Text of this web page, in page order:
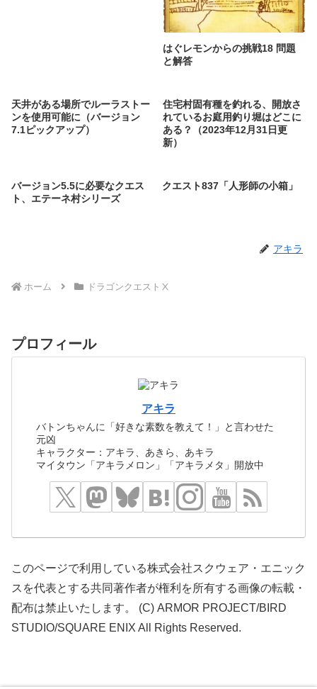
はぐレモンからの挑戦18 問題
と解答
天井がある場所でルーラストー
ンを使用可能に（バージョン
7.1ピックアップ）
住宅村固有種を釣れる、開放さ
れているお庭用釣り堀はどこに
ある？（2023年12月31日更
新）
バージョン5.5に必要なクエス
ト、エテーネ村シリーズ
クエスト837「人形師の小箱」
アキラ
ホーム ドラゴンクエストⅩ
プロフィール
アキラ
バトンちゃんに「好きな素数を教えて！」と言わせた
元凶
キャラクター：アキラ、あきら、あキラ
マイタウン「アキラメロン」「アキラメタ」開放中
このページで利用している株式会社スクウェア・エニック
スを代表とする共同著作者が権利を所有する画像の転載・
配布は禁止いたします。 (C) ARMOR PROJECT/BIRD
STUDIO/SQUARE ENIX All Rights Reserved.